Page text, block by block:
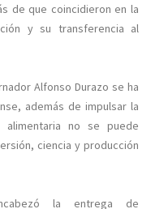
de que coincidieron en la
y su transferencia al
Alfonso Durazo se ha
además de impulsar la
alimentaria no se puede
ciencia y producción
la entrega de